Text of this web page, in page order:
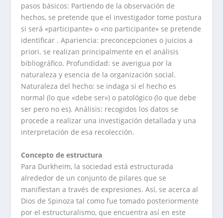
pasos básicos: Partiendo de la observación de
hechos, se pretende que el investigador tome postura
si será «participante» o «no participante» se pretende
identificar . Apariencia: preconcepciones o juicios a
priori. se realizan principalmente en el análisis
bibliográfico. Profundidad: se averigua por la
naturaleza y esencia de la organización social.
Naturaleza del hecho: se indaga si el hecho es
normal (lo que «debe ser») o patológico (lo que debe
ser pero no es). Análisis: recogidos los datos se
procede a realizar una investigación detallada y una
interpretación de esa recolección.
Concepto de estructura
Para Durkheim, la sociedad está estructurada
alrededor de un conjunto de pilares que se
manifiestan a través de expresiones. Así, se acerca al
Dios de Spinoza tal como fue tomado posteriormente
por el estructuralismo, que encuentra así en este